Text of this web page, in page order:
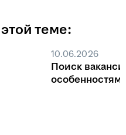
теме:
10.06.2026
Поиск